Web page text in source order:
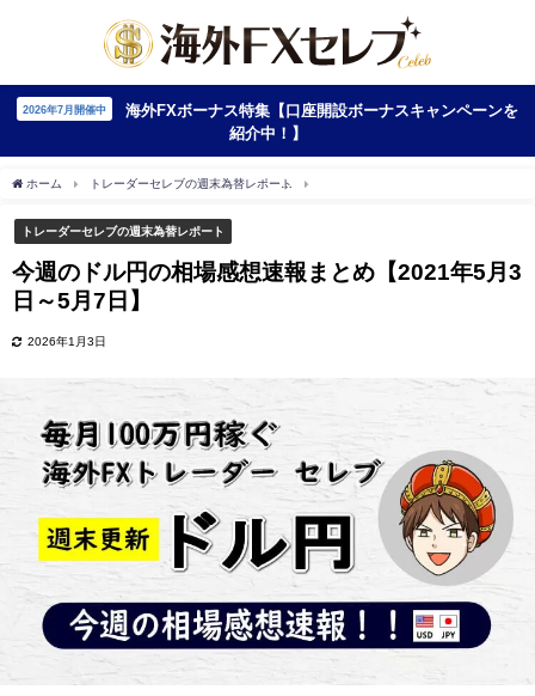
2026年7月開催中
海外FXボーナス特集【口座開設ボーナスキャンペーンを
紹介中！】
ホーム トレーダーセレブの週末為替レポート
トレーダーセレブの週末為替レポート
今週のドル円の相場感想速報まとめ【2021年5月3
日～5月7日】
2026年1月3日